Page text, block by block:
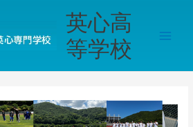
英心高
等学校